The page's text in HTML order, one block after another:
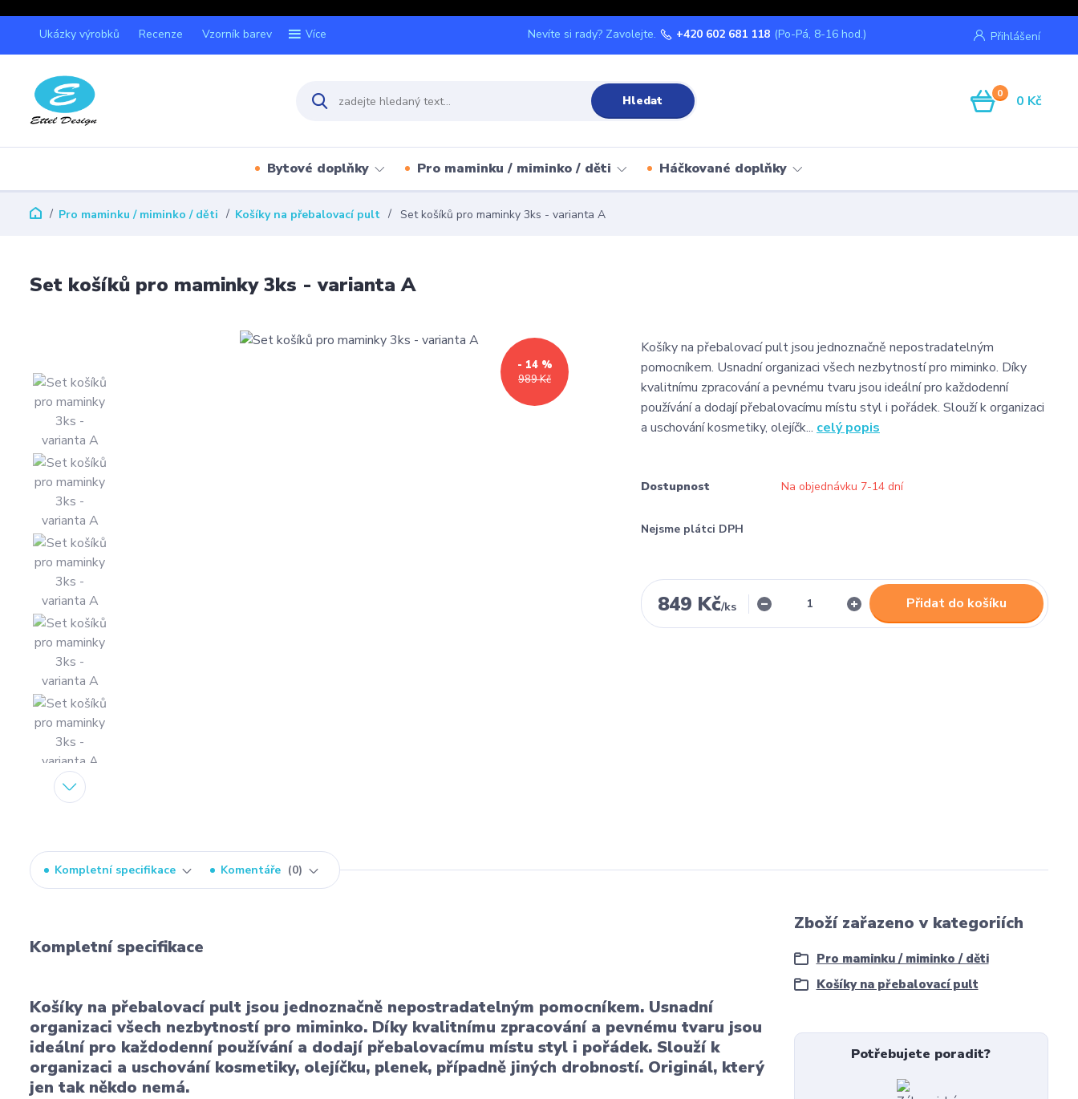
Ukázky výrobků Recenze Vzorník barev Více Přihlášení
Hledat
Nevíte si rady? Zavolejte. +420 602 681 118 (Po-Pá, 8-16 hod.)
0 0 Kč
Bytové doplňky Pro maminku / miminko / děti Háčkované doplňky
Pro maminku / miminko / děti Košíky na přebalovací pult Set košíků pro maminky 3ks - varianta A
Set košíků pro maminky 3ks - varianta A
989 Kč
- 14 %
Košíky na přebalovací pult jsou jednoznačně nepostradatelným
pomocníkem. Usnadní organizaci všech nezbytností pro miminko. Díky
kvalitnímu zpracování a pevnému tvaru jsou ideální pro každodenní
používání a dodají přebalovacímu místu styl i pořádek. Slouží k organizaci
a uschování kosmetiky, olejíčk... celý popis
Dostupnost Na objednávku 7-14 dní
Nejsme plátci DPH
849 Kč/ks Přidat do košíku
Kompletní specifikace Komentáře 0
Kompletní specifikace
Košíky na přebalovací pult jsou jednoznačně nepostradatelným pomocníkem. Usnadní
organizaci všech nezbytností pro miminko. Díky kvalitnímu zpracování a pevnému tvaru jsou
ideální pro každodenní používání a dodají přebalovacímu místu styl i pořádek. Slouží k
organizaci a uschování kosmetiky, olejíčku, plenek, případně jiných drobností. Originál, který
jen tak někdo nemá.
Zboží zařazeno v kategoriích
Pro maminku / miminko / děti
Košíky na přebalovací pult
Potřebujete poradit?